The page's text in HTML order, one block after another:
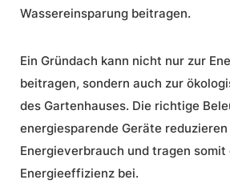
Wassereinsparung beitragen.
Ein Gründach kann nicht nur zur
beitragen, sondern auch zur
des Gartenhauses. Die richtige
energiesparende Geräte reduzieren
Energieverbrauch und tragen
Energieeffizienz bei.